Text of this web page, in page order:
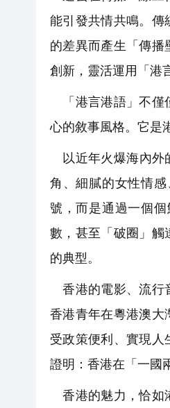
能引發共情共鳴。傳
的差異而產生「傳播
創新，靈活運用「港
「港言港語」不僅
心的敘事風格。它是
以近年火爆海內外
角、細膩的女性情
號，而是通過一個
數，甚至「破圈」觸
的典型。
香港的電影、流行
香港青年在粵港澳大
受政策便利、實現人
證明：香港在「一國
香港的魅力，恰如